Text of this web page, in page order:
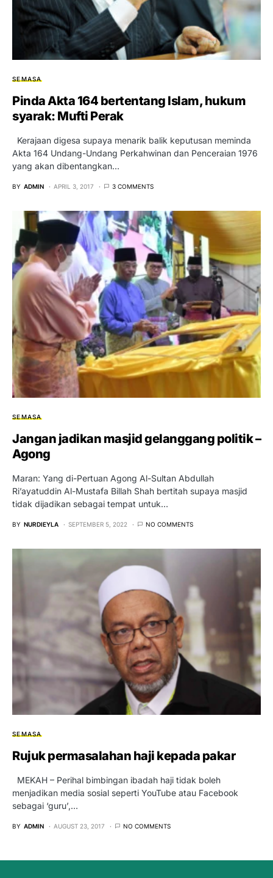
SEMASA
Pinda Akta 164 bertentang Islam, hukum
syarak: Mufti Perak
Kerajaan digesa supaya menarik balik keputusan meminda
Akta 164 Undang-Undang Perkahwinan dan Penceraian 1976
yang akan dibentangkan…
BY ADMIN APRIL 3, 2017 3 COMMENTS
SEMASA
Jangan jadikan masjid gelanggang politik –
Agong
Maran: Yang di-Pertuan Agong Al-Sultan Abdullah
Ri’ayatuddin Al-Mustafa Billah Shah bertitah supaya masjid
tidak dijadikan sebagai tempat untuk…
BY NURDIEYLA SEPTEMBER 5, 2022 NO COMMENTS
SEMASA
Rujuk permasalahan haji kepada pakar
MEKAH – Perihal bim­bingan ibadah haji tidak boleh
menjadikan media sosial seperti YouTube atau Facebook
sebagai ‘guru’,…
BY ADMIN AUGUST 23, 2017 NO COMMENTS